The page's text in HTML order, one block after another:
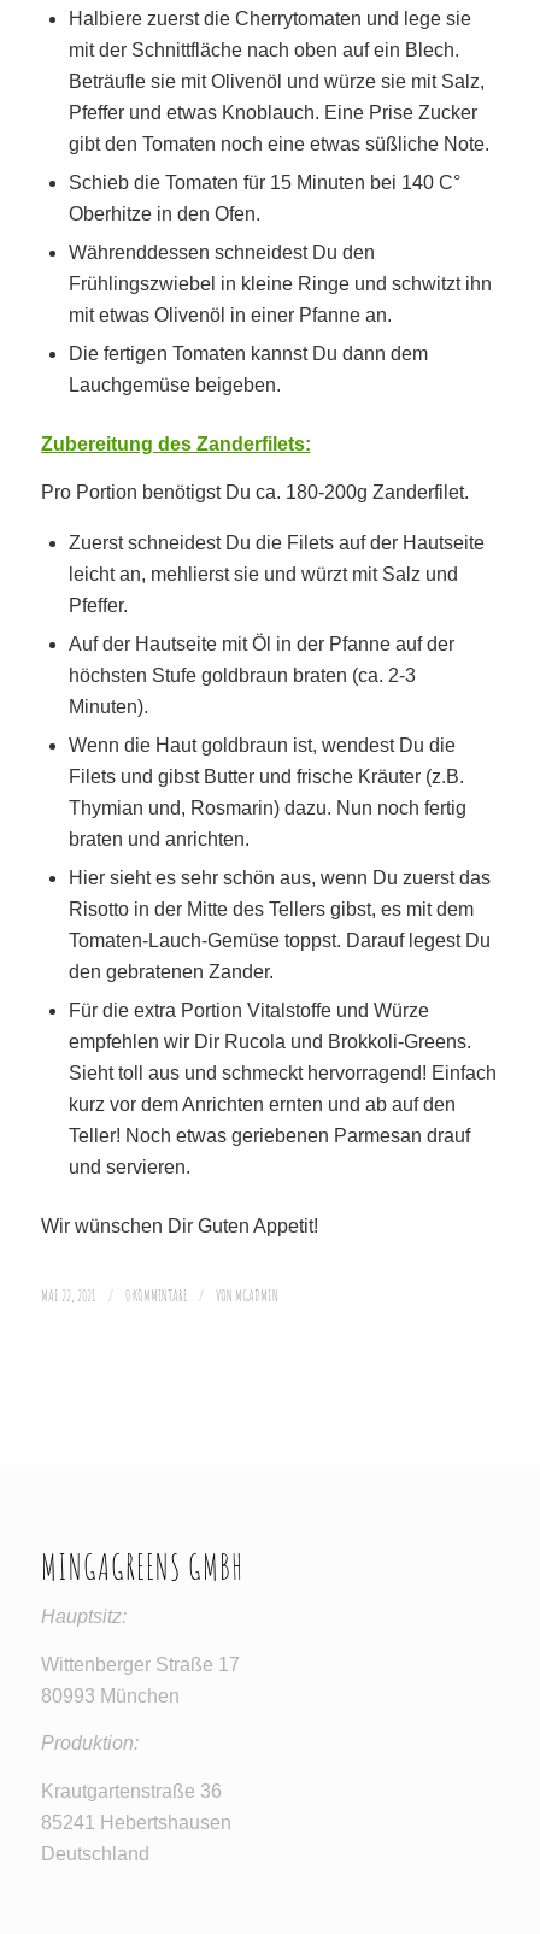
Halbiere zuerst die Cherrytomaten und lege sie
mit der Schnittfläche nach oben auf ein Blech.
Beträufle sie mit Olivenöl und würze sie mit Salz,
Pfeffer und etwas Knoblauch. Eine Prise Zucker
gibt den Tomaten noch eine etwas süßliche Note.
Schieb die Tomaten für 15 Minuten bei 140 C°
Oberhitze in den Ofen.
Währenddessen schneidest Du den
Frühlingszwiebel in kleine Ringe und schwitzt ihn
mit etwas Olivenöl in einer Pfanne an.
Die fertigen Tomaten kannst Du dann dem
Lauchgemüse beigeben.
Zubereitung des Zanderfilets:
Pro Portion benötigst Du ca. 180-200g Zanderfilet.
Zuerst schneidest Du die Filets auf der Hautseite
leicht an, mehlierst sie und würzt mit Salz und
Pfeffer.
Auf der Hautseite mit Öl in der Pfanne auf der
höchsten Stufe goldbraun braten (ca. 2-3
Minuten).
Wenn die Haut goldbraun ist, wendest Du die
Filets und gibst Butter und frische Kräuter (z.B.
Thymian und, Rosmarin) dazu. Nun noch fertig
braten und anrichten.
Hier sieht es sehr schön aus, wenn Du zuerst das
Risotto in der Mitte des Tellers gibst, es mit dem
Tomaten-Lauch-Gemüse toppst. Darauf legest Du
den gebratenen Zander.
Für die extra Portion Vitalstoffe und Würze
empfehlen wir Dir Rucola und Brokkoli-Greens.
Sieht toll aus und schmeckt hervorragend! Einfach
kurz vor dem Anrichten ernten und ab auf den
Teller! Noch etwas geriebenen Parmesan drauf
und servieren.
Wir wünschen Dir Guten Appetit!
MAI 22, 2021 / 0 KOMMENTARE / VON MGADMIN
MINGAGREENS GMBH
Hauptsitz:
Wittenberger Straße 17
80993 München
Produktion:
Krautgartenstraße 36
85241 Hebertshausen
Deutschland